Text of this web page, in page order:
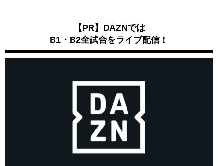
【PR】DAZNでは
B1・B2全試合をライブ配信！